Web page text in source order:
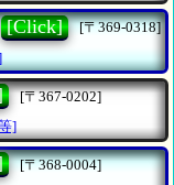
[Click]
[〒369-0318]
[〒367-0202]
]
[〒368-0004]